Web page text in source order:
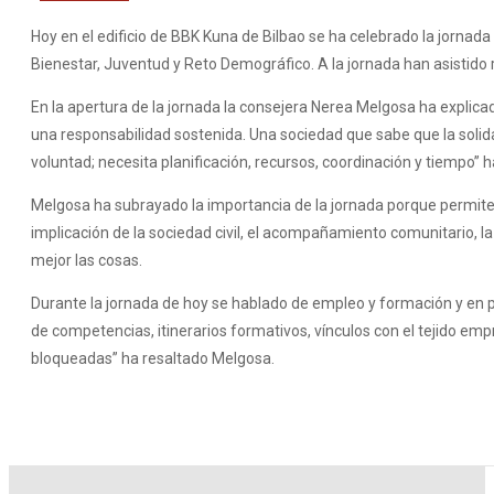
Hoy en el edificio de BBK Kuna de Bilbao se ha celebrado la
Bienestar, Juventud y Reto Demográfico. A la jornada han
En la apertura de la jornada la consejera Nerea Melgosa ha
una responsabilidad sostenida. Una sociedad que sabe que la
voluntad; necesita planificación, recursos, coordinación y
Melgosa ha subrayado la importancia de la jornada porque
implicación de la sociedad civil, el acompañamiento comunitario,
mejor las cosas.
Durante la jornada de hoy se hablado de empleo y formación y
de competencias, itinerarios formativos, vínculos con el tejido
bloqueadas” ha resaltado Melgosa.